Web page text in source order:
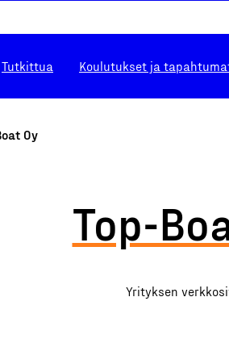
Tutkittua Koulutukset ja
Oy
Top-
Yrityksen